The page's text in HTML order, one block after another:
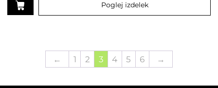
Poglej izdelek
← 1 2 3 4 5 6 →